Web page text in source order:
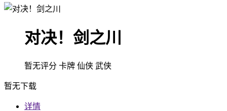
对决！剑之川
暂无评分 卡牌 仙侠 武侠
暂无下载
详情